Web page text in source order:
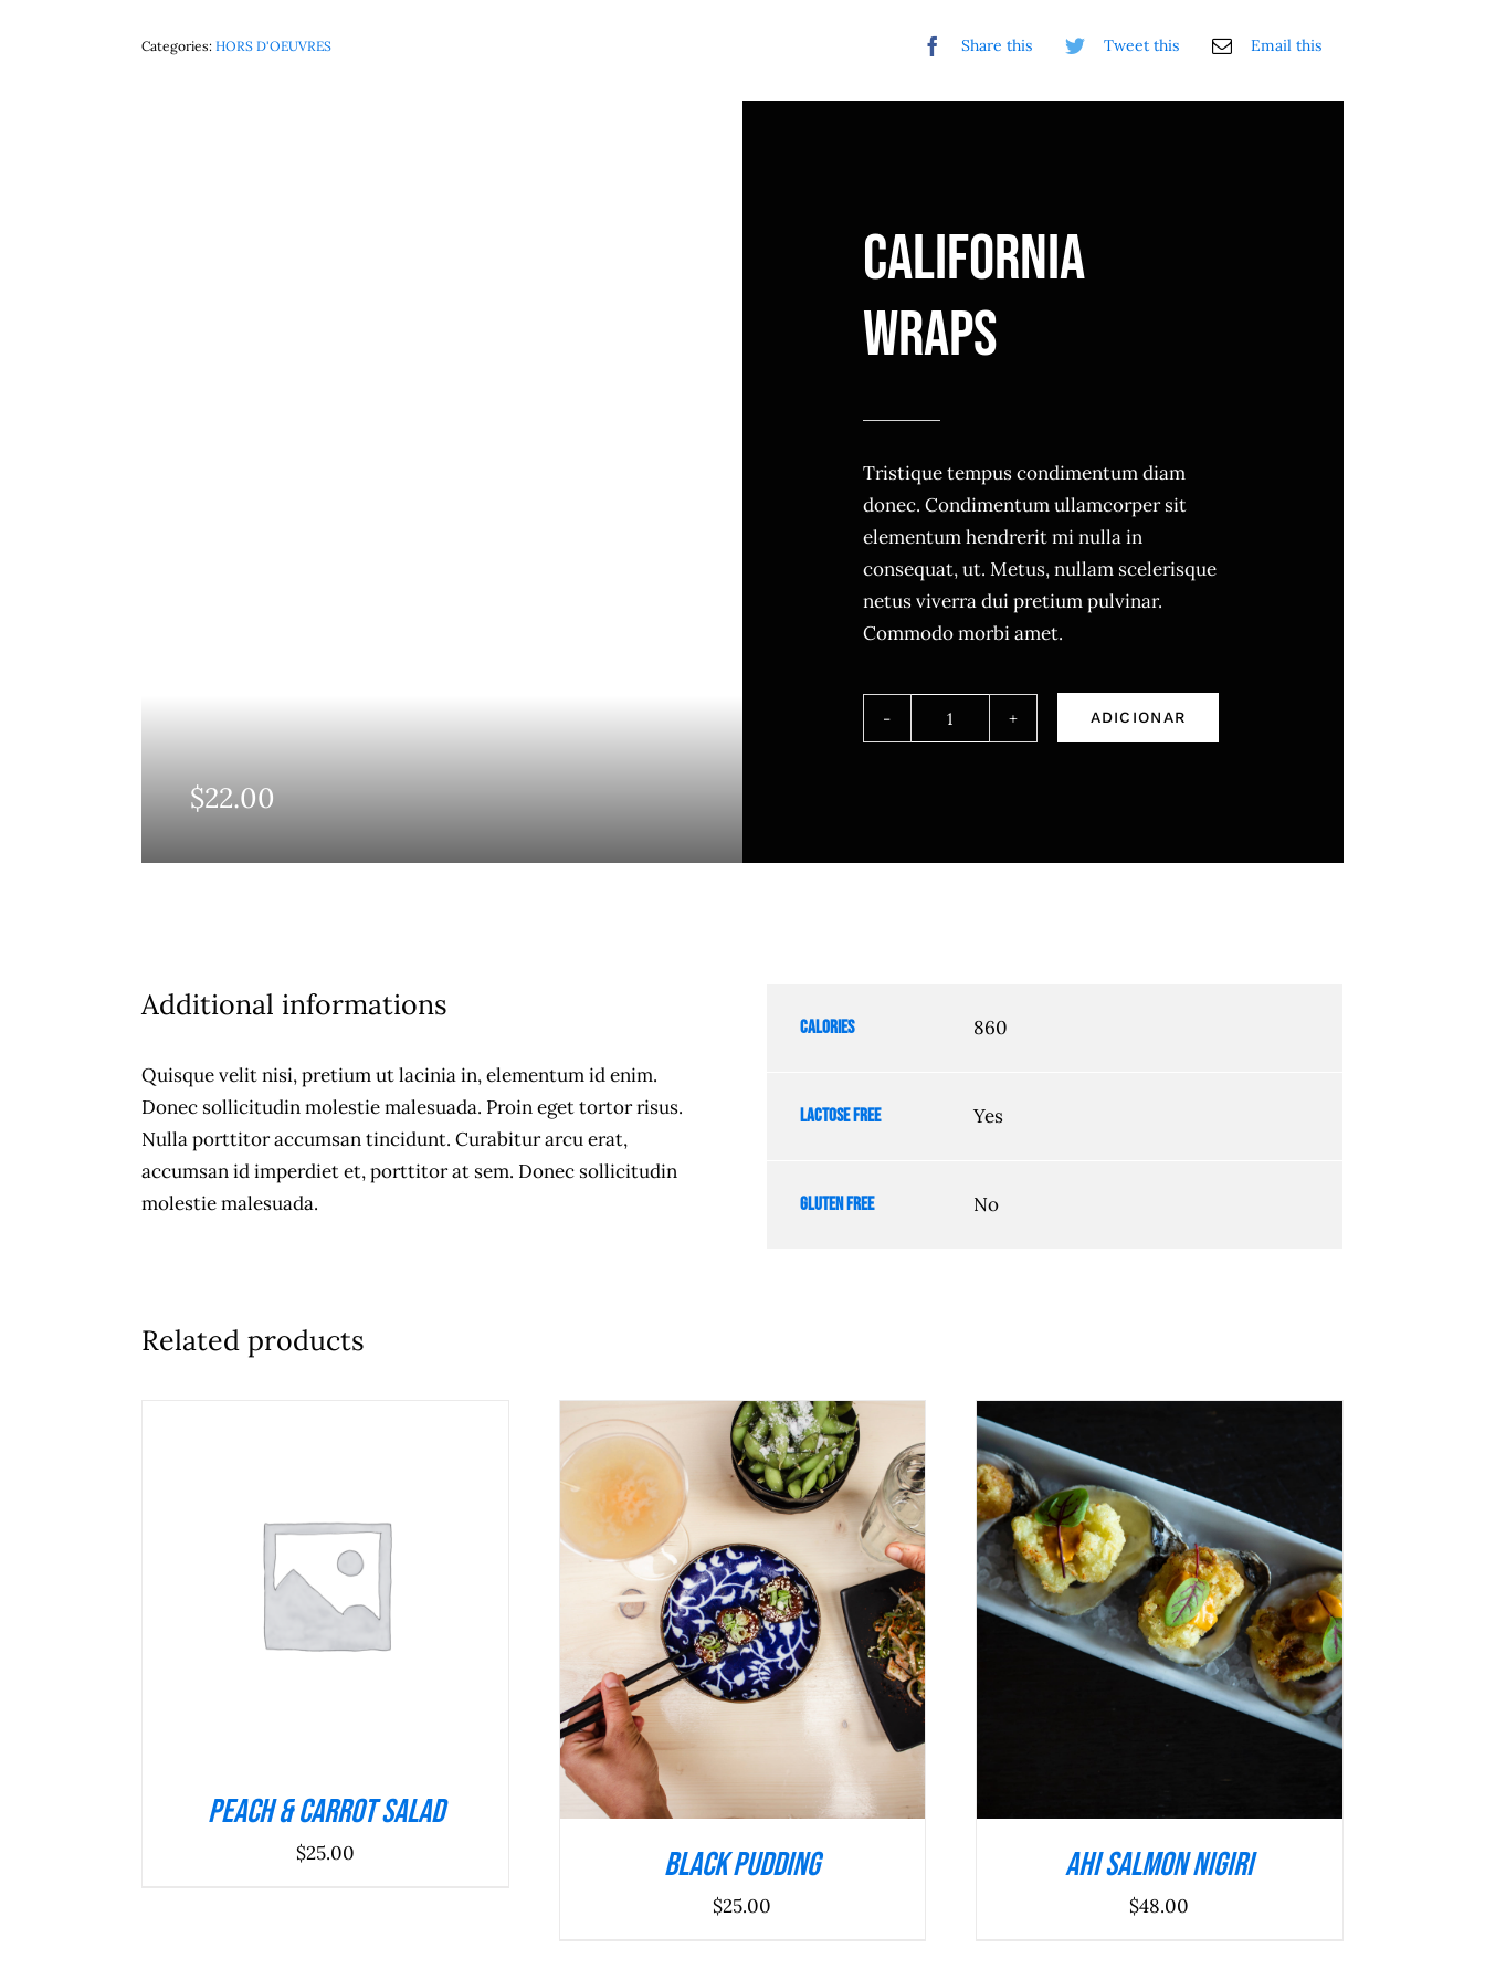
Categories:HORS D'OEUVRES Share this Tweet this Email this
$22.00
California
Wraps
Tristique tempus condimentum diam
donec. Condimentum ullamcorper sit
elementum hendrerit mi nulla in
consequat, ut. Metus, nullam scelerisque
netus viverra dui pretium pulvinar.
Commodo morbi amet.
Quantidade
ADICIONAR
Additional informations
Quisque velit nisi, pretium ut lacinia in, elementum id enim.
Donec sollicitudin molestie malesuada. Proin eget tortor risus.
Nulla porttitor accumsan tincidunt. Curabitur arcu erat,
accumsan id imperdiet et, porttitor at sem. Donec sollicitudin
molestie malesuada.
Calories 860
Lactose free Yes
Gluten free No
Related products
ADICIONAR DETALHES
Peach & Carrot Salad
$25.00
ADICIONAR / DETALHES
Black Pudding
$25.00
ADICIONAR / DETALHES
Ahi Salmon Nigiri
$48.00